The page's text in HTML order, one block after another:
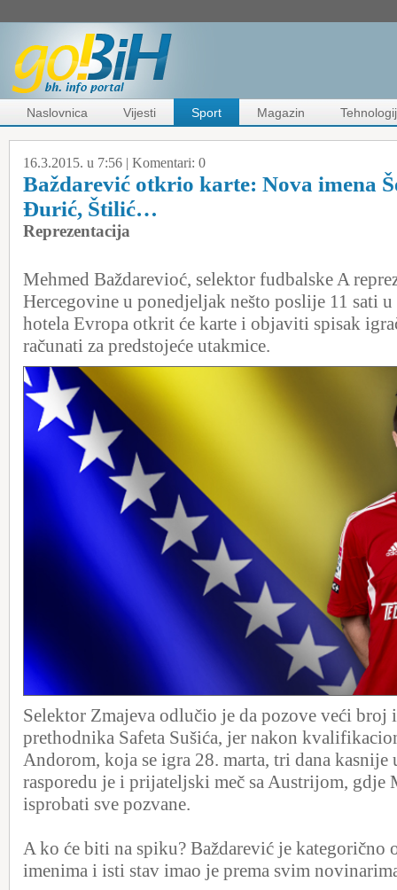
Naslovnica Vijesti Sport Magazin
16.3.2015. u 7:56 | Komentari: 0
Baždarević otkrio karte: Nova imena
Đurić, Štilić…
Reprezentacija
Mehmed Baždarevioć, selektor fudbalske A
Hercegovine u ponedjeljak nešto poslije 11 sati
hotela Evropa otkrit će karte i objaviti spisak
računati za predstojeće utakmice.
Selektor Zmajeva odlučio je da pozove veći broj
prethodnika Safeta Sušića, jer nakon
Andorom, koja se igra 28. marta, tri dana kasnije
rasporedu je i prijateljski meč sa Austrijom, gdje
isprobati sve pozvane.
A ko će biti na spiku? Baždarević je
imenima i isti stav imao je prema svim